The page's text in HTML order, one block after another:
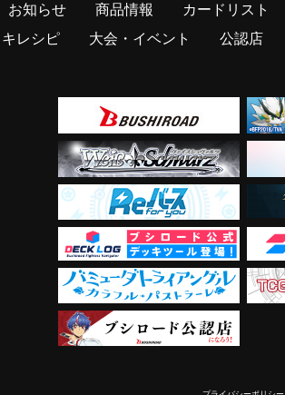
お知らせ 商品情報 カードリスト
レシピ
大会・イベント 公認店